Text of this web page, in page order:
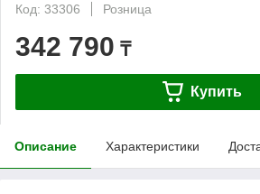
Код: 33306
Розница
342 790 ₸
Купить
Описание Характеристики